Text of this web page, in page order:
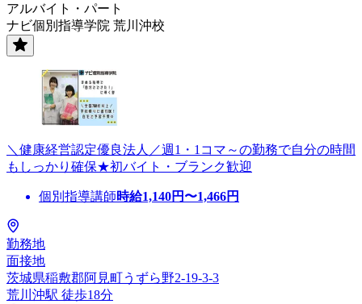
アルバイト・パート
ナビ個別指導学院 荒川沖校
＼健康経営認定優良法人／週1・1コマ～の勤務で自分の時間
もしっかり確保★初バイト・ブランク歓迎
個別指導講師時給1,140円〜1,466円
勤務地
面接地
茨城県稲敷郡阿見町うずら野2-19-3-3
荒川沖駅 徒歩18分